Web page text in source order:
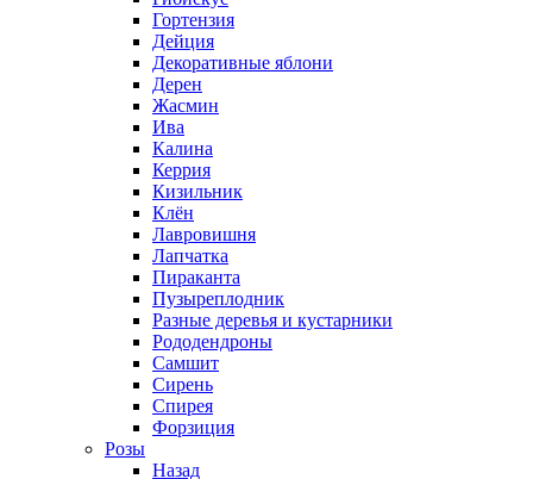
Гортензия
Дейция
Декоративные яблони
Дерен
Жасмин
Ива
Калина
Керрия
Кизильник
Клён
Лавровишня
Лапчатка
Пираканта
Пузыреплодник
Разные деревья и кустарники
Рододендроны
Самшит
Сирень
Спирея
Форзиция
Розы
Назад